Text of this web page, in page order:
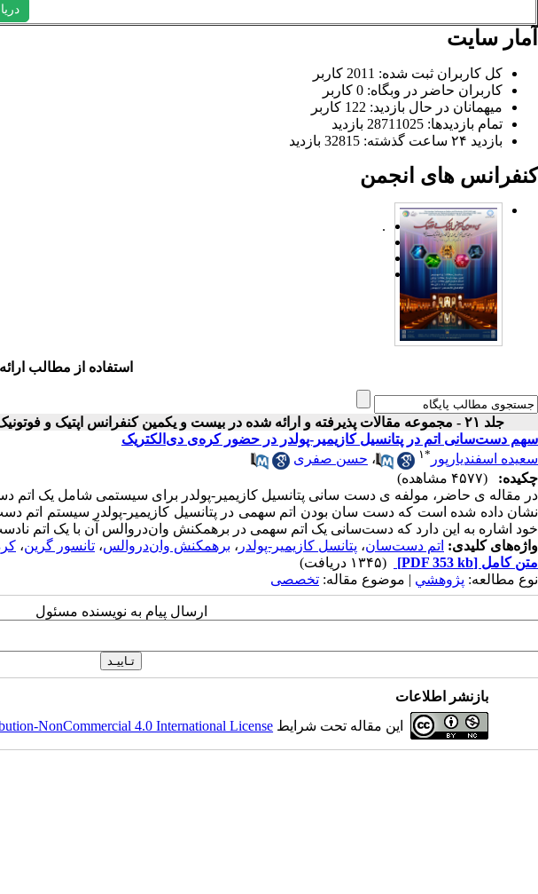
آمار سایت
کل کاربران ثبت شده: 2011 کاربر
کاربران حاضر در وبگاه: 0 کاربر
میهمانان در حال بازدید: 122 کاربر
تمام بازدید‌ها: 28711025 بازدید
بازدید ۲۴ ساعت گذشته: 32815 بازدید
کنفرانس های انجمن
.
استفاده از مطالب
جلد ۲۱ - مجموعه مقالات پذیرفته و ارائه شده در بیست و یکمین کنفرانس اپتیک و فوتونیک ایران
سهم دست‌سانی اتم در پتانسیل کازیمیر-پولدر در حضور کره‌ی دی‌الکتریک
سعیده اسفندیارپور *۱ ، حسن صفری
چکیده:
(۴۵۷۷ مشاهده)
در مقاله ی حاضر، مولفه ی دست سانی پتانسیل کازیمیر-پولدر برای سیستمی شامل یک
نشان داده شده است که دست سان بودن اتم سهمی در پتانسیل کازیمیر-پولدر سیستم اتم
خود اشاره به این دارد که دست‌سانی یک اتم سهمی در برهمکنش وان‌دروالس آن با یک اتم
واژه‌های کلیدی: اتم دست‌سان، پتانسل کازیمیر-پولدر ، برهمکنش وان‌دروالس، تانسور گرین،
متن کامل [PDF 353 kb]
(۱۳۴۵ دریافت)
نوع مطالعه: پژوهشي | موضوع مقاله: تخصصی
ارسال پیام به نویسنده مسئول
بازنشر اطلاعات
این مقاله تحت شرایط NonCommercial 4.0 International License